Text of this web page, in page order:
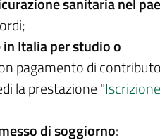
sanitaria nel
Italia per studio o
pagamento di
la prestazione "Iscrizione
di soggiorno: